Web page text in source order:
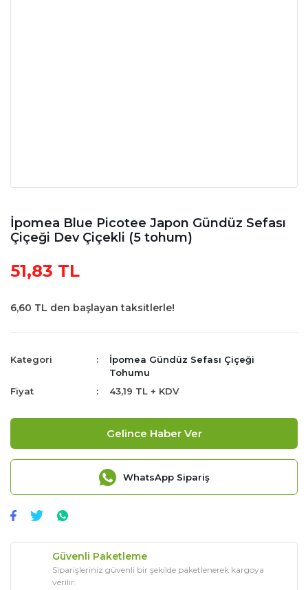
İpomea Blue Picotee Japon Gündüz Sefası
Çiçeği Dev Çiçekli (5 tohum)
51,83 TL
6,60 TL den başlayan taksitlerle!
Kategori
İpomea Gündüz Sefası Çiçeği
Tohumu
Fiyat
43,19 TL + KDV
Gelince Haber Ver
WhatsApp Sipariş
Güvenli Paketleme
Siparişleriniz güvenli bir şekilde paketlenerek kargoya
verilir.